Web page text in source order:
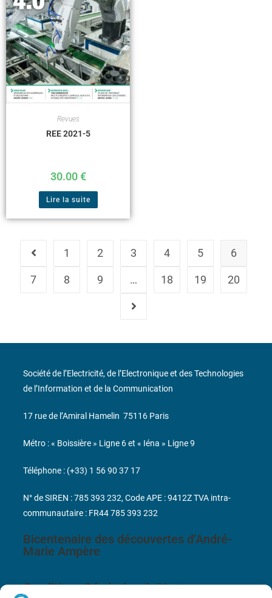
Revues
REE 2021-5
30.00€
Lire la suite
1 2 3 4 5 6
7 8 9 … 18 19 20
Bicentenaire des découvertes d’André-
Marie Ampère
Conditions Générales de Vente
Société de l’Electricité, de l’Electronique et des Technologies
de l’Information et de la Communication
17 rue de l’Amiral Hamelin 75116 Paris
Métro : « Boissière » Ligne 6 et « Iéna » Ligne 9
Téléphone : (+33) 1 56 90 37 17
N° de SIREN : 785 393 232, Code APE : 9412Z TVA intra-
communautaire : FR44 785 393 232